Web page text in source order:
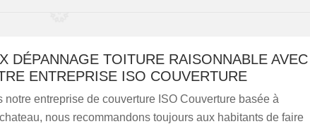
DÉPANNAGE TOITURE RAISONNABLE AVEC
ENTREPRISE ISO COUVERTURE
notre entreprise de couverture ISO Couverture basée à
nous recommandons toujours aux habitants de faire